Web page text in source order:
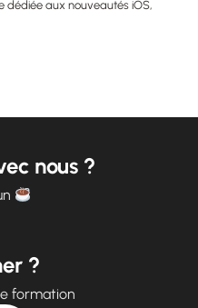
dédiée aux nouveautés iOS,
nous ?
?
formation